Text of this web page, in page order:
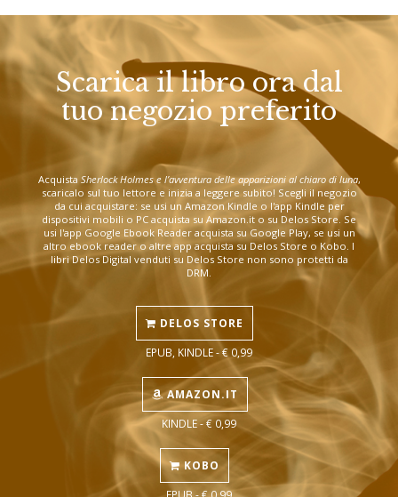
Scarica il libro ora dal
tuo negozio preferito
Acquista Sherlock Holmes e l’avventura delle apparizioni al chiaro di luna,
scaricalo sul tuo lettore e inizia a leggere subito! Scegli il negozio
da cui acquistare: se usi un Amazon Kindle o l'app Kindle per
dispositivi mobili o PC acquista su Amazon.it o su Delos Store. Se
usi l'app Google Ebook Reader acquista su Google Play, se usi un
altro ebook reader o altre app acquista su Delos Store o Kobo. I
libri Delos Digital venduti su Delos Store non sono protetti da
DRM.
DELOS STORE
EPUB, KINDLE - € 0,99
AMAZON.IT
KINDLE - € 0,99
KOBO
EPUB - € 0,99